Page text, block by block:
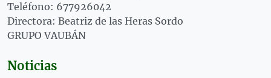
Teléfono: 677926042
Directora: Beatriz de las Heras Sordo
GRUPO VAUBÁN
Noticias